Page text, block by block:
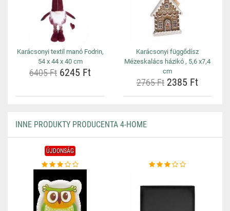
Karácsonyi textil manó Fodrin,
54 x 44 x 40 cm
6405 Ft 6245 Ft
Karácsonyi függődísz
Mézeskalács házikó , 5,6 x7,4
cm
2765 Ft 2385 Ft
INNE PRODUKTY PRODUCENTA 4-HOME
ÚJDONSÁG